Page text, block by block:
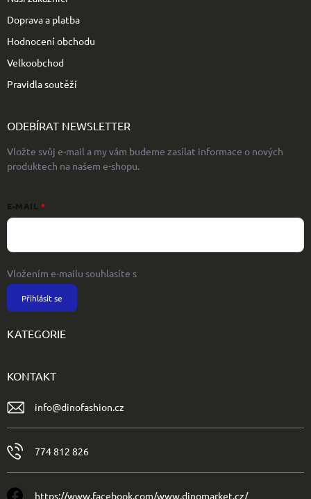
Doprava a platba
Hodnocení obchodu
Velkoobchod
Pravidla soutěží
ODEBÍRAT NEWSLETTER
Vložte svůj e-mail a my vám budeme zasílat informace o nových
produktech na našem e-shopu.
E-MAIL
Vložením e-mailu souhlasíte s
Přihlásit se
KATEGORIE
KONTAKT
info@dinofashion.cz
774 812 826
https://www.facebook.com/www.dinomarket.cz/